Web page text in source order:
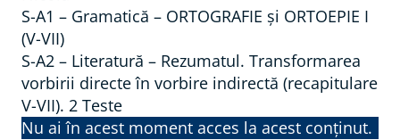
S-A1 – Gramatică – ORTOGRAFIE și ORTOEPIE I
(V-VII)
S-A2 – Literatură – Rezumatul. Transformarea
vorbirii directe în vorbire indirectă (recapitulare
V-VII). 2 Teste
Nu ai în acest moment acces la acest conținut.